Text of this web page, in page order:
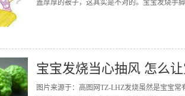
盖厚厚的被子，这其实是不对的。宝宝发烧手
宝宝发烧当心抽风 怎么
图片来源于：高图网TZ-LHZ发烧虽然是宝宝